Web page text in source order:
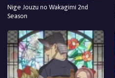
Nige Jouzu no Wakagimi 2nd
Season